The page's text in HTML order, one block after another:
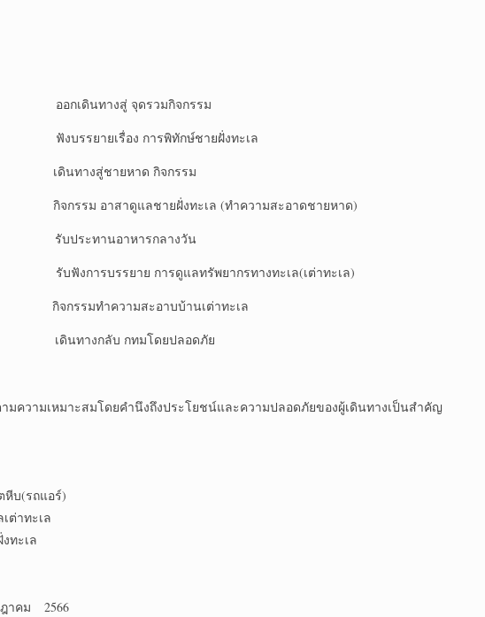
เดินทางสู่ จุดรวมกิจกรรม
รยายเรื่อง การพิทักษ์ชายฝั่งทะเล
นทางสู่ชายหาด กิจกรรม
ม อาสาดูแลชายฝั่งทะเล (ทำความสะอาดชายหาด)
ประทานอาหารกลางวัน
ารบรรยาย การดูแลทรัพยากรทางทะเล(เต่าทะเล)
รรมทำความสะอาบบ้านเต่าทะเล
ทางกลับ กทมโดยปลอดภัย
มความเหมาะสมโดยคำนึงถึงประโยชน์และความปลอดภัยของผู้เดินทางเป็นสำคัญ
หีบ(รถแอร์)
ต่าทะเล
ทะเล
าคม 2566